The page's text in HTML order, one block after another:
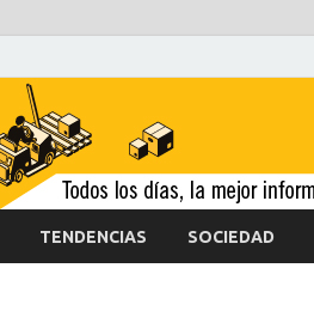
TENDENCIAS SOCIEDAD